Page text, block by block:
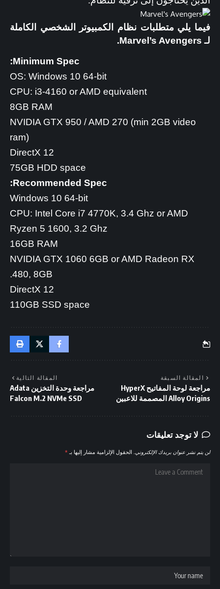
فيما يلي متطلبات نظام الكمبيوتر الشخصي الكاملة
لـ Marvel’s Avengers.
Minimum Spec:
OS: Windows 10 64-bit
CPU: i3-4160 or AMD equivalent
8GB RAM
NVIDIA GTX 950 / AMD 270 (min 2GB video
ram)
DirectX 12
75GB HDD space
Recommended Spec:
Windows 10 64-bit
CPU: Intel Core i7 4770K, 3.4 Ghz or AMD
Ryzen 5 1600, 3.2 Ghz
16GB RAM
NVIDIA GTX 1060 6GB or AMD Radeon RX
480, 8GB.
DirectX 12
110GB SSD space
المقالة السبقة
مراجعة لوحة المفاتيح HyperX
Alloy Origins المصممة للاعبين
المقالة التالية
مراجعة وحدة التخزين Adata
Falcon M.2 NVMe SSD
لا توجد تعليقات
لن يتم نشر عنوان بريدك الإلكتروني. الحقول الإلزامية مشار إليها بـ *